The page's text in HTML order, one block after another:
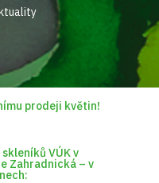
prodeji květin!
VÚK v
Zahradnická – v